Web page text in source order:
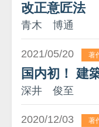
改正意匠法
青木 博通
2021/05/20 著
国内初！ 建
深井 俊至
2020/12/03 著